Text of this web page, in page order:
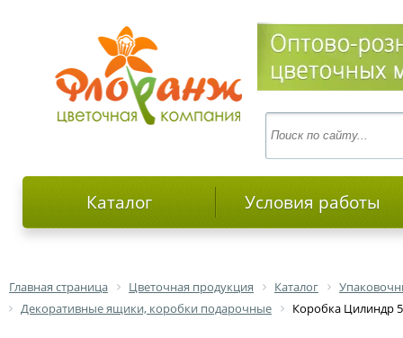
Каталог Условия работы
Главная страница Цветочная продукция Каталог
Декоративные ящики, коробки подарочные
Коробка Цилиндр